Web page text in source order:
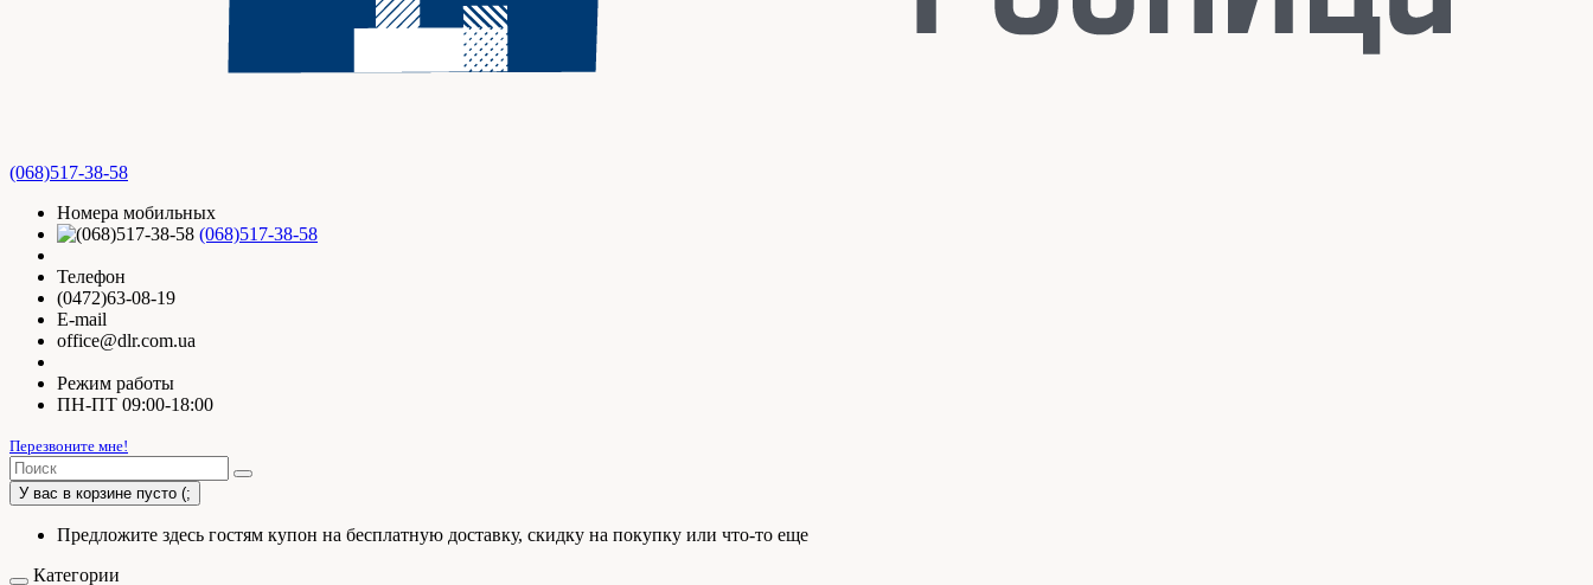
(068)517-38-58
Номера мобильных
(068)517-38-58
Телефон
(0472)63-08-19
E-mail
office@dlr.com.ua
Режим работы
ПН-ПТ 09:00-18:00
Перезвоните мне!
У вас в корзине пусто (;
Предложите здесь гостям купон на бесплатную доставку, скидку на покупку или что-то еще
Категории